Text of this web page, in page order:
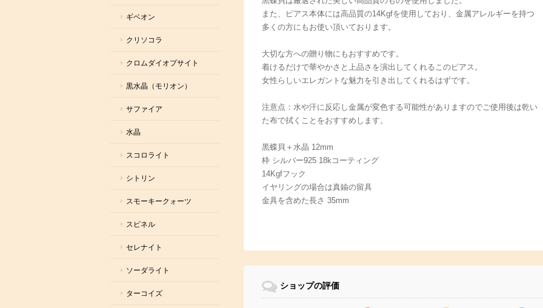
また、ピアス本体には高品質の14Kgfを使用しており、金属アレルギーを持つ
多くの方にもお使い頂いております。
大切な方への贈り物にもおすすめです。
着けるだけで華やかさと上品さを演出してくれるこのピアス。
女性らしいエレガントな魅力を引き出してくれるはずです。
注意点：水や汗に反応し金属が変色する可能性がありますのでご使用後は乾い
た布で拭くことをおすすめします。
黒蝶貝＋水晶 12mm
枠 シルバー925 18kコーティング
14Kgfフック
イヤリングの場合は真鍮の留具
金具を含めた長さ 35mm
ショップの評価
ギベオン
クリソコラ
クロムダイオプサイト
黒水晶（モリオン）
サファイア
水晶
スコロライト
シトリン
スモーキークォーツ
スピネル
セレナイト
ソーダライト
ターコイズ